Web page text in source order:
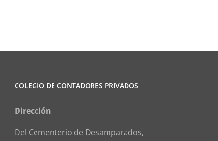
COLEGIO DE CONTADORES PRIVADOS
Dirección
Del Cementerio de Desamparados,